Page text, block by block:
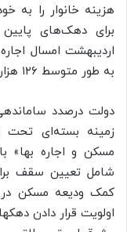
هزینه خانوار را به
برای دهک‌های
اردیبهشت امسال
به طور متوسط ۱۲۶ هزار و ۹۰۰ تومان است.
دولت درصدد
زمینه بسته‌ای تحت
مسکن و اجاره بها»
شامل تعیین سقف
کمک ودیعه مسکن در
اولویت قرار دادن